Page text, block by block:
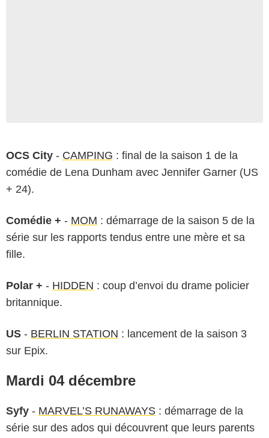
OCS City - CAMPING : final de la saison 1 de la
comédie de Lena Dunham avec Jennifer Garner (US
+ 24).
Comédie + - MOM : démarrage de la saison 5 de la
série sur les rapports tendus entre une mère et sa
fille.
Polar + - HIDDEN : coup d’envoi du drame policier
britannique.
US - BERLIN STATION : lancement de la saison 3
sur Epix.
Mardi 04 décembre
Syfy - MARVEL’S RUNAWAYS : démarrage de la
série sur des ados qui découvrent que leurs parents